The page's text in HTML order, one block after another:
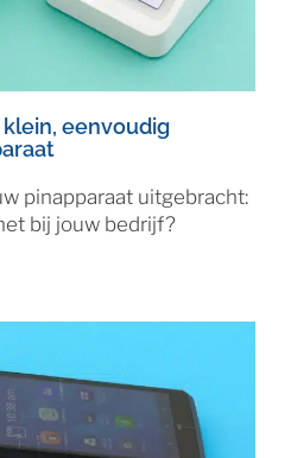
eenvoudig
pinapparaat uitgebracht:
bij jouw bedrijf?